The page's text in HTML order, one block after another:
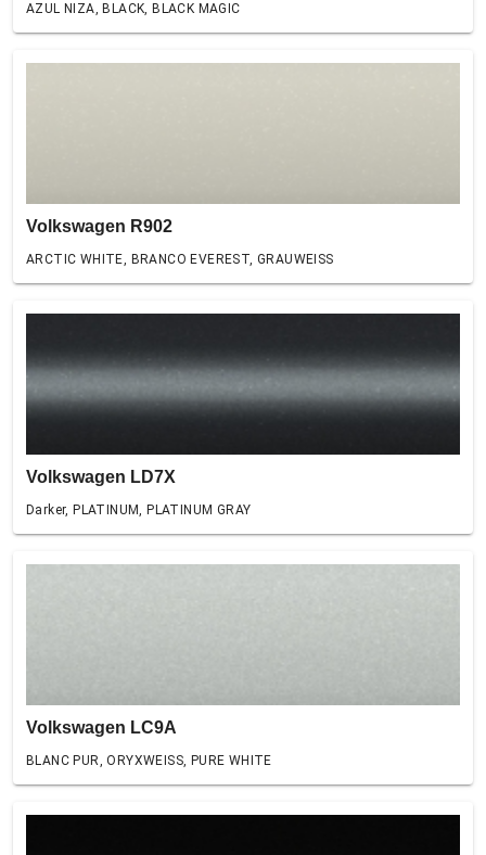
AZUL NIZA, BLACK, BLACK MAGIC
Volkswagen R902
ARCTIC WHITE, BRANCO EVEREST, GRAUWEISS
Volkswagen LD7X
Darker, PLATINUM, PLATINUM GRAY
Volkswagen LC9A
BLANC PUR, ORYXWEISS, PURE WHITE